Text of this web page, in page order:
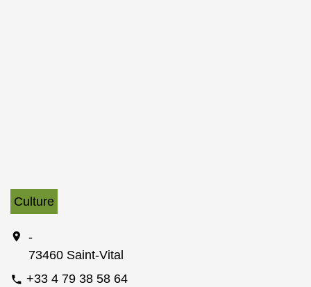
Culture
location_on
-
73460 Saint-Vital
phone +33 4 79 38 58 64